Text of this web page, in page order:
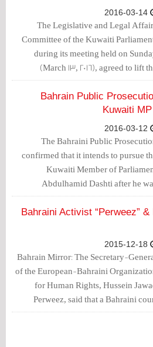
The Legislative and Legal
Committee of the Kuwaiti
during its meeting held on
(March 13, 2016), agreed to lift
parliamentary immunity of Member
Parliament Abdulhamid Dashti over
state security
Bahrain Public
Kuwaiti
The Bahraini Public
confirmed that it intends to pursue
Kuwaiti Member of
Abdulhamid Dashti after he
sentenced to two years in prison
collecting money without a
Bahraini Activist “Perweez”
Bahrain Mirror: The Secretary-
of the European-Bahraini
for Human Rights, Hussein
Perweez, said that a Bahraini
sentenced him and Kuwaiti